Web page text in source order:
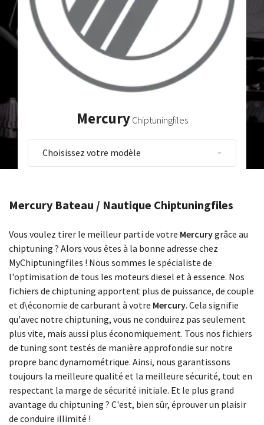
Mercury Chiptuningfiles
Choisissez votre modèle
Mercury Bateau / Nautique Chiptuningfiles
Vous voulez tirer le meilleur parti de votre Mercurygrâce au
chiptuning ? Alors vous êtes à la bonne adresse chez
MyChiptuningfiles ! Nous sommes le spécialiste de
l'optimisation de tous les moteurs diesel et à essence. Nos
fichiers de chiptuning apportent plus de puissance, de couple
et d\économie de carburant à votre Mercury. Cela signifie
qu'avec notre chiptuning, vous ne conduirez pas seulement
plus vite, mais aussi plus économiquement. Tous nos fichiers
de tuning sont testés de manière approfondie sur notre
propre banc dynamométrique. Ainsi, nous garantissons
toujours la meilleure qualité et la meilleure sécurité, tout en
respectant la marge de sécurité initiale. Et le plus grand
avantage du chiptuning ? C'est, bien sûr, éprouver un plaisir
de conduire illimité !